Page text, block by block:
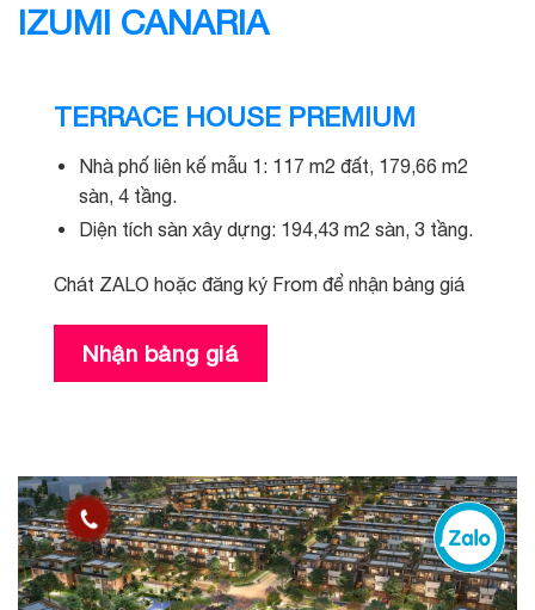
IZUMI CANARIA
TERRACE HOUSE PREMIUM
Nhà phố liên kế mẫu 1: 117 m2 đất, 179,66 m2
sàn, 4 tầng.
Diện tích sàn xây dựng: 194,43 m2 sàn, 3 tầng.
Chát ZALO hoặc đăng ký From để nhận bảng giá
Nhận bảng giá